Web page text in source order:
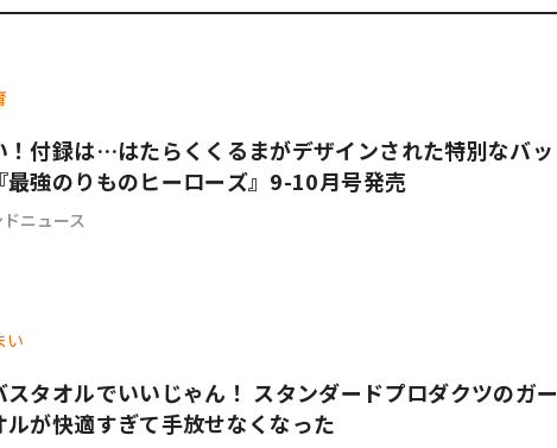
！付録は…はたらくくるまがデザインされた特別なバッ
最強のりものヒーローズ』9-10月号発売
ドニュース
い
スタオルでいいじゃん！ スタンダードプロダクツのガー
ルが快適すぎて手放せなくなった